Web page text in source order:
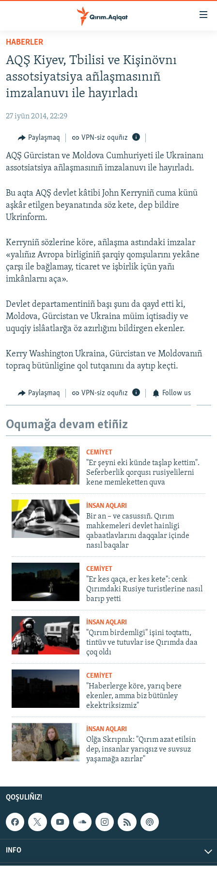
Esas
qaytmaq
Baş
navigatsiyağa
qaytmaq
Qıdıruvğa
qaytmaq
SİYASET
İQTİSADİYAT
MEDENİYET
İNSAN AQLARI
VİDEO
BLOGLAR
FİKİR
Українською
QOŞULIÑIZ!
RFE/RS bütün saytları
HABERLER
AQŞ Kiyev, Tbilisi ve Kişinövnı
assotsiyatsiya añlaşmasınıñ
imzalanuvı ile hayırladı
27 iyün 2014, 22:29
Paylaşmaq VPN-siz oquñız
AQŞ Gürcistan ve Moldova Cumhuriyeti ile Ukrainanı
assotsiatsiya añlaşmasınıñ imzalanuvı ile hayırladı.
Bu aqta AQŞ devlet kâtibi John Kerryniñ cuma künü
aşkâr etilgen beyanatında söz kete, dep bildire
Ukrinform.
Kerryniñ sözlerine köre, añlaşma astındaki imzalar
«yalıñız Avropa birliginiñ şarqiy qomşularını yekâne
çarşı ile bağlamay, ticaret ve işbirlik içün yañı
imkânlarnı aça».
Devlet departamentiniñ başı şunı da qayd etti ki,
Moldova, Gürcistan ve Ukraina müim iqtisadiy ve
uquqiy islâatlarğa öz azırlığını bildirgen ekenler.
Kerry Washington Ukraina, Gürcistan ve Moldovanıñ
topraq bütünligine qol tutqanını da aytıp keçti.
Paylaşmaq VPN-siz oquñız Follow us
Oqumağa devam etiñiz
CEMİYET
"Er şeyni eki künde taşlap kettim".
Seferberlik qorqusı rusiyelilerni
kene memleketten quva
İNSAN AQLARI
Bir an – ve casussıñ. Qırım
mahkemeleri devlet hainligi
qabaatlavlarını daqqalar içinde
nasıl baqalar
CEMİYET
"Er kes qaça, er kes kete": cenk
Qırımdaki Rusiye turistlerine nasıl
barıp yetti
İNSAN AQLARI
"Qırım birdemligi" işini toqtattı,
tintüv ve tutuvlar ise Qırımda daa
çoq oldı
CEMİYET
"Haberlerge köre, yarıq bere
ekenler, amma biz bütünley
ekektriksizmiz"
İNSAN AQLARI
Olğa Skrıpnık: "Qırım azat etilsin
dep, insanlar yarıqsız ve suvsuz
yaşamağa azırlar"
QOŞULIÑIZ!
INFO